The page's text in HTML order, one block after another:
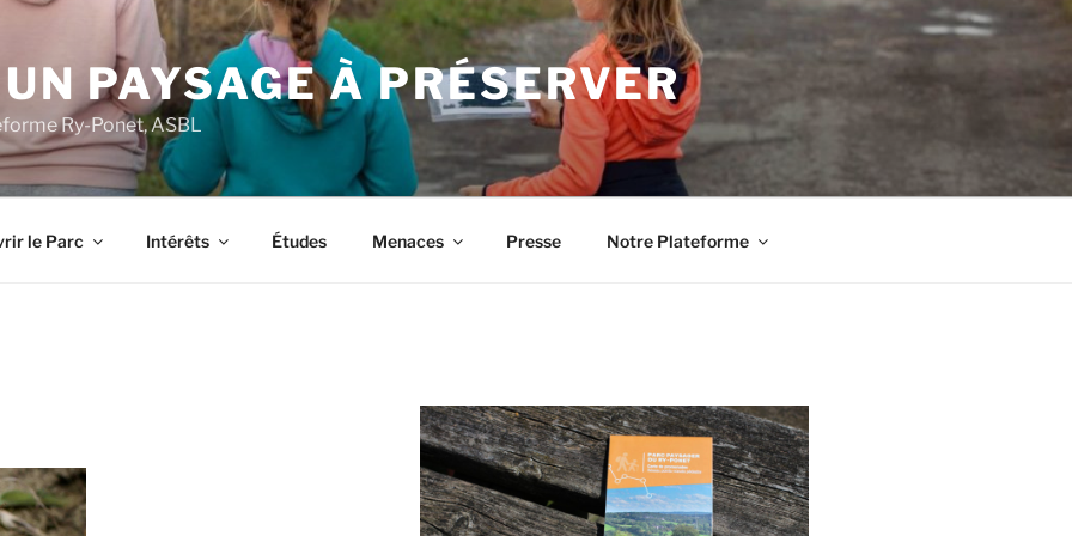
PAYSAGE À PRÉSERVER
Ry-Ponet, ASBL
le Parc Intérêts Études Menaces Presse Notre Plateforme